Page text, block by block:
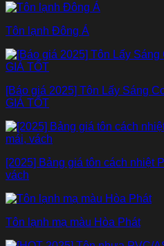
Tôn lạnh Đông Á
[Báo giá 2025] Tôn Lấy Sáng
GIÁ TỐT
[2025] Bảng giá tôn cách nhiệt
vách
Tôn lạnh mạ màu Hòa Phát